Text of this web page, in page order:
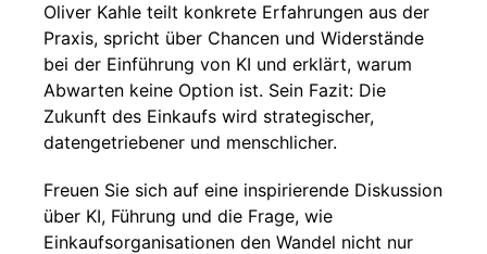
Oliver Kahle teilt konkrete Erfahrungen aus der
Praxis, spricht über Chancen und Widerstände
bei der Einführung von KI und erklärt, warum
Abwarten keine Option ist. Sein Fazit: Die
Zukunft des Einkaufs wird strategischer,
datengetriebener und menschlicher.
Freuen Sie sich auf eine inspirierende Diskussion
über KI, Führung und die Frage, wie
Einkaufsorganisationen den Wandel nicht nur